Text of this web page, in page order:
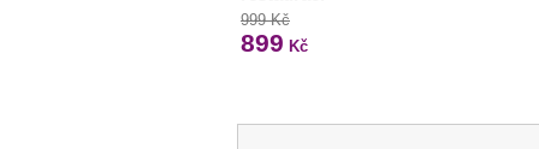
999 Kč
899 Kč